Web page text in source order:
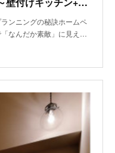
ンニングの秘訣ホームペ
なんだか素敵」に見え…